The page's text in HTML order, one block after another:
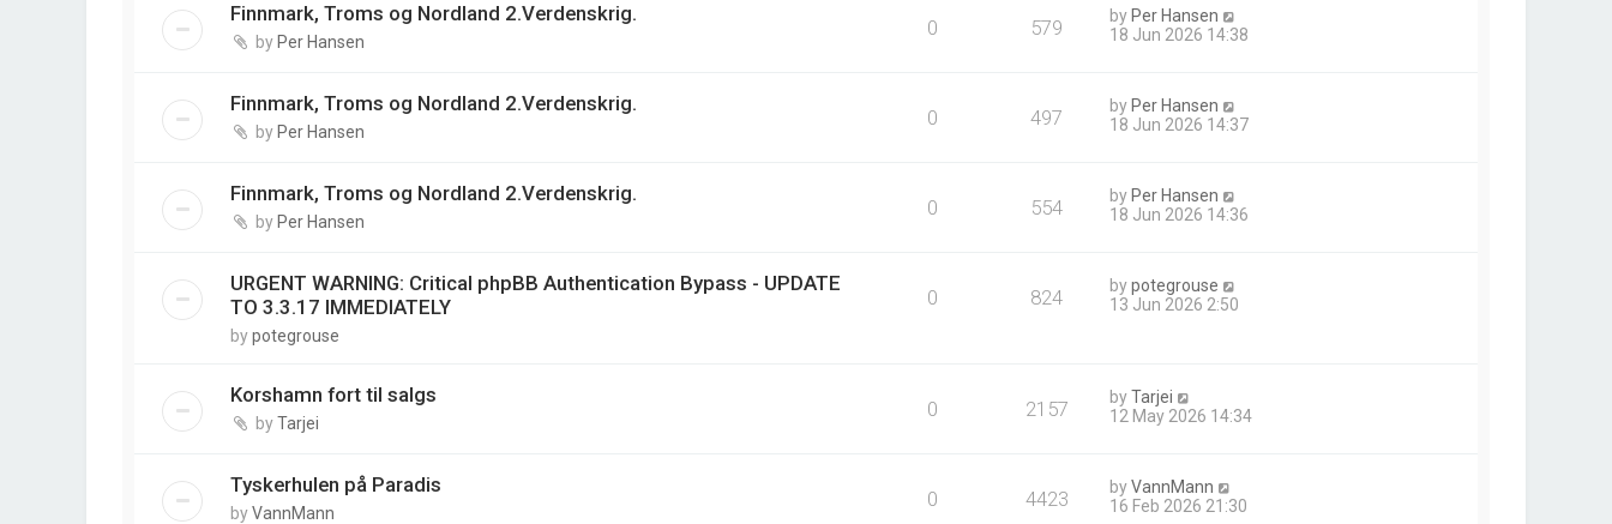
Finnmark, Troms og Nordland 2.Verdenskrig.
by Per Hansen
0 579 by Per Hansen
18 Jun 2026 14:38
Finnmark, Troms og Nordland 2.Verdenskrig.
by Per Hansen
0 497 by Per Hansen
18 Jun 2026 14:37
Finnmark, Troms og Nordland 2.Verdenskrig.
by Per Hansen
0 554 by Per Hansen
18 Jun 2026 14:36
URGENT WARNING: Critical phpBB Authentication Bypass - UPDATE
TO 3.3.17 IMMEDIATELY
bypotegrouse
0 824 bypotegrouse
13 Jun 2026 2:50
Korshamn fort til salgs
byTarjei
0 2157 byTarjei
12 May 2026 14:34
Tyskerhulen på Paradis
byVannMann
0 4423 byVannMann
16 Feb 2026 21:30